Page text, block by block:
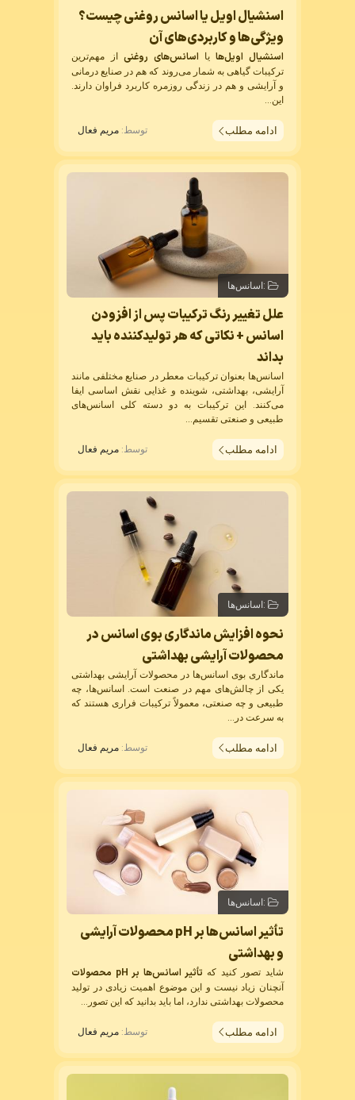
اسنشیال اویل یا اسانس روغنی چیست؟
ویژگی‌ها و کاربردی‌های آن
اسنشیال اویل‌هایا اسانس‌های روغنیاز مهم‌ترین
ترکیبات گیاهی به شمار می‌روند که هم در صنایع درمانی
و آرایشی و هم در زندگی روزمره کاربرد فراوان دارند.
این...
ادامه مطلب توسط: مریم فعال
:اسانس‌ها
علل تغییر رنگ ترکیبات پس از افزودن
اسانس + نکاتی که هر تولیدکننده باید
بداند
اسانس‌ها بعنوان ترکیبات معطر در صنایع مختلفی مانند
آرایشی، بهداشتی، شوینده و غذایی نقش اساسی ایفا
می‌کنند. این ترکیبات به دو دسته کلی اسانس‌های
طبیعی و صنعتی تقسیم...
ادامه مطلب توسط: مریم فعال
: اسانس‌ها
نحوه افزایش ماندگاری بوی اسانس در
محصولات آرایشی بهداشتی
ماندگاری بوی اسانس‌ها در محصولات آرایشی بهداشتی
یکی از چالش‌های مهم در صنعت است. اسانس‌ها، چه
طبیعی و چه صنعتی، معمولاً ترکیبات فراری هستند که
به سرعت در...
ادامه مطلب توسط: مریم فعال
: اسانس‌ها
تأثیر اسانس‌ها بر pH محصولات آرایشی
و بهداشتی
شاید تصور کنید که تأثیر اسانس‌ها بر pH محصولات
آنچنان زیاد نیست و این موضوع اهمیت زیادی در تولید
محصولات بهداشتی ندارد، اما باید بدانید که این تصور...
ادامه مطلب توسط: مریم فعال